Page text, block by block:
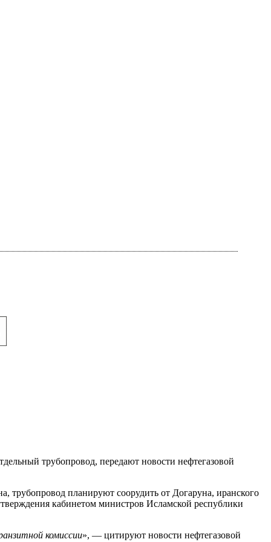
трубопровод, передают новости нефтегазовой
планируют соорудить от Догаруна, иранского
кабинетом министров Исламской республики
комиссии», — цитируют новости нефтегазовой